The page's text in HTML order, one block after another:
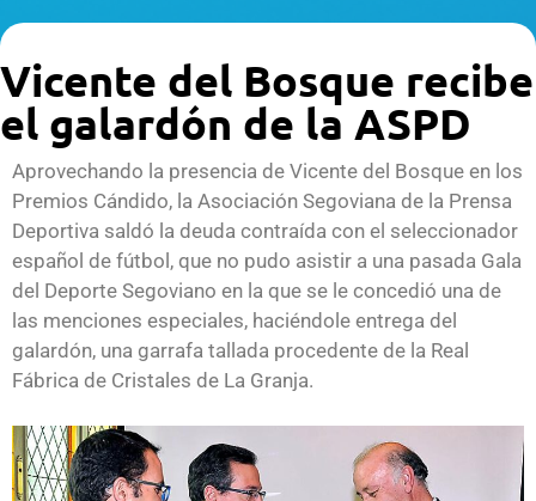
Vicente del Bosque recibe
el galardón de la ASPD
Aprovechando la presencia de Vicente del Bosque en los
Premios Cándido, la Asociación Segoviana de la Prensa
Deportiva saldó la deuda contraída con el seleccionador
español de fútbol, que no pudo asistir a una pasada Gala
del Deporte Segoviano en la que se le concedió una de
las menciones especiales, haciéndole entrega del
galardón, una garrafa tallada procedente de la Real
Fábrica de Cristales de La Granja.